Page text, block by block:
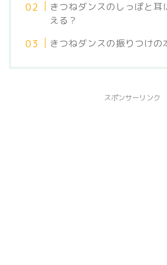
きつねダンスのしっぽと耳
える？
きつねダンスの振りつけの
スポンサーリンク